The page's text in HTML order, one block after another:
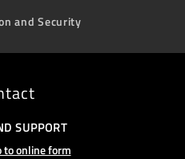
and Security
SUPPORT
to online form